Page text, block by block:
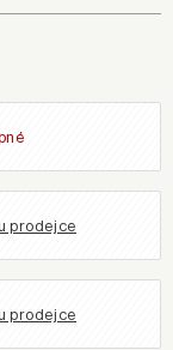
prodejce
prodejce